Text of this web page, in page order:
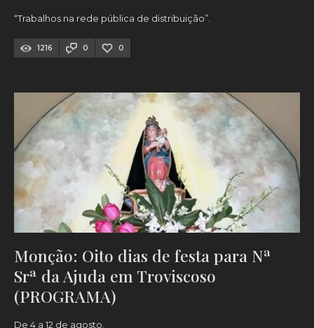
“Trabalhos na rede pública de distribuição”.
1216 0 0
Monção: Oito dias de festa para Nª
Srª da Ajuda em Troviscoso
(PROGRAMA)
De 4 a 12 de agosto.